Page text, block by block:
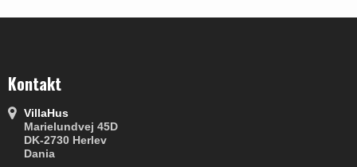
Kontakt
VillaHus
Marielundvej 45D
DK-2730 Herlev
Dania